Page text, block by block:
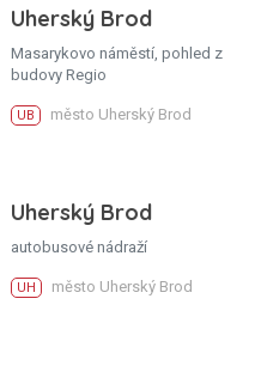
Uherský Brod
Masarykovo náměstí, pohled z
budovy Regio
UB město Uherský Brod
Uherský Brod
autobusové nádraží
UH město Uherský Brod